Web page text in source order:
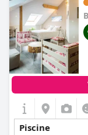
Piscine